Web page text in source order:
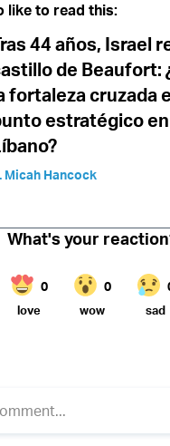
like to read this:
44 años, Israel
de Beaufort:
fortaleza cruzada
estratégico
Micah Hancock